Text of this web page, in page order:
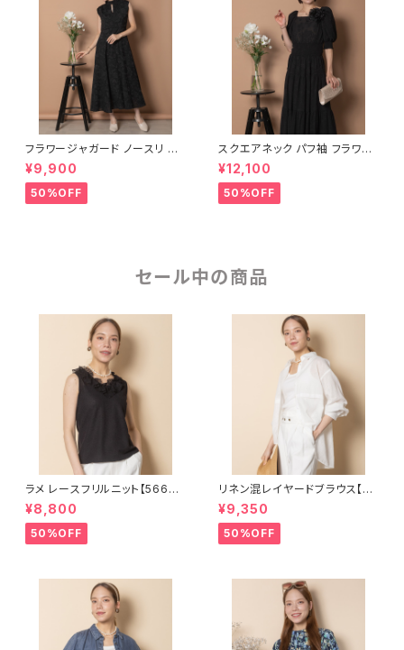
フラワージャガード ノースリ フ
レアワンピース
¥9,900
50%OFF
スクエアネック パフ袖 フラワー
ジャガード ティアードワンピー
ス
¥12,100
50%OFF
セール中の商品
ラメ レースフリルニット【56681
01】
¥8,800
50%OFF
リネン混レイヤードブラウス【82
64109】
¥9,350
50%OFF